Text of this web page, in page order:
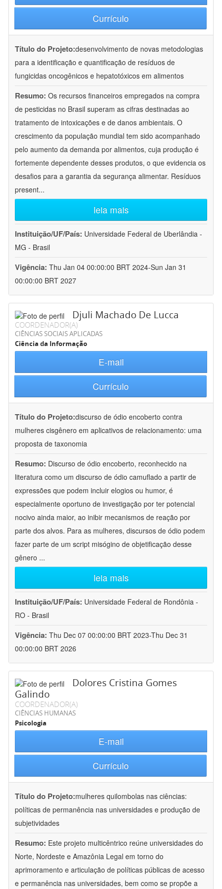
Currículo
Título do Projeto:desenvolvimento de novas metodologias
para a identificação e quantificação de resíduos de
fungicidas oncogênicos e hepatotóxicos em alimentos
Resumo: Os recursos financeiros empregados na compra
de pesticidas no Brasil superam as cifras destinadas ao
tratamento de intoxicações e de danos ambientais. O
crescimento da população mundial tem sido acompanhado
pelo aumento da demanda por alimentos, cuja produção é
fortemente dependente desses produtos, o que evidencia os
desafios para a garantia da segurança alimentar. Resíduos
present...
leia mais
Instituição/UF/País: Universidade Federal de Uberlândia -
MG - Brasil
Vigência: Thu Jan 04 00:00:00 BRT 2024-Sun Jan 31
00:00:00 BRT 2027
Djuli Machado De Lucca
COORDENADOR(A)
CIÊNCIAS SOCIAIS APLICADAS
Ciência da Informação
E-mail
Currículo
Título do Projeto:discurso de ódio encoberto contra
mulheres cisgênero em aplicativos de relacionamento: uma
proposta de taxonomia
Resumo: Discurso de ódio encoberto, reconhecido na
literatura como um discurso de ódio camuflado a partir de
expressões que podem incluir elogios ou humor, é
especialmente oportuno de investigação por ter potencial
nocivo ainda maior, ao inibir mecanismos de reação por
parte dos alvos. Para as mulheres, discursos de ódio podem
fazer parte de um script misógino de objetificação desse
gênero ...
leia mais
Instituição/UF/País: Universidade Federal de Rondônia -
RO - Brasil
Vigência: Thu Dec 07 00:00:00 BRT 2023-Thu Dec 31
00:00:00 BRT 2026
Dolores Cristina Gomes
Galindo
COORDENADOR(A)
CIÊNCIAS HUMANAS
Psicologia
E-mail
Currículo
Título do Projeto:mulheres quilombolas nas ciências:
políticas de permanência nas universidades e produção de
subjetividades
Resumo: Este projeto multicêntrico reúne universidades do
Norte, Nordeste e Amazônia Legal em torno do
aprimoramento e articulação de políticas públicas de acesso
e permanência nas universidades, bem como se propõe a